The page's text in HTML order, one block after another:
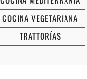
COCINA VEGETARIANA
TRATTORÍAS